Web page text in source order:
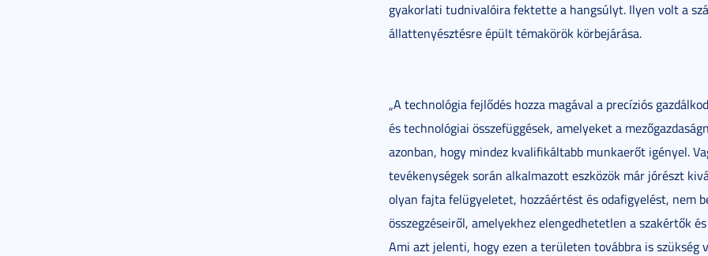
gyakorlati tudnivalóira fektette a hangsúlyt. Ilyen volt a
állattenyésztésre épült témakörök körbejárása.
„A technológia fejlődés hozza magával a precíziós
és technológiai összefüggések, amelyeket a
azonban, hogy mindez kvalifikáltabb munkaerőt igényel.
tevékenységek során alkalmazott eszközök már jórészt
olyan fajta felügyeletet, hozzáértést és odafigyelést, nem
összegzéseiről, amelyekhez elengedhetetlen a szakértők
Ami azt jelenti, hogy ezen a területen továbbra is szükség